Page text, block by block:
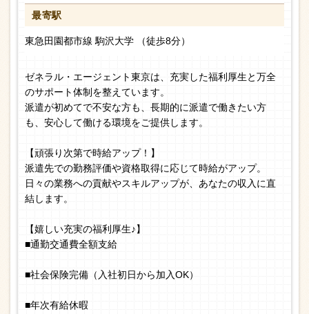
最寄駅
東急田園都市線 駒沢大学 （徒歩8分）
ゼネラル・エージェント東京は、充実した福利厚生と万全
のサポート体制を整えています。
派遣が初めてで不安な方も、長期的に派遣で働きたい方
も、安心して働ける環境をご提供します。
【頑張り次第で時給アップ！】
派遣先での勤務評価や資格取得に応じて時給がアップ。
日々の業務への貢献やスキルアップが、あなたの収入に直
結します。
【嬉しい充実の福利厚生♪】
■通勤交通費全額支給
■社会保険完備（入社初日から加入OK）
■年次有給休暇